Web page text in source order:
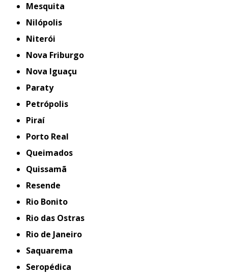
Mesquita
Nilópolis
Niterói
Nova Friburgo
Nova Iguaçu
Paraty
Petrópolis
Piraí
Porto Real
Queimados
Quissamã
Resende
Rio Bonito
Rio das Ostras
Rio de Janeiro
Saquarema
Seropédica